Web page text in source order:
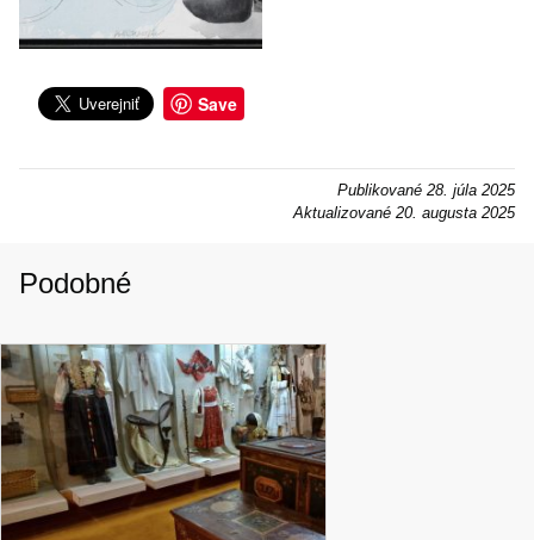
Save
Publikované 28. júla 2025
Aktualizované 20. augusta 2025
Podobné